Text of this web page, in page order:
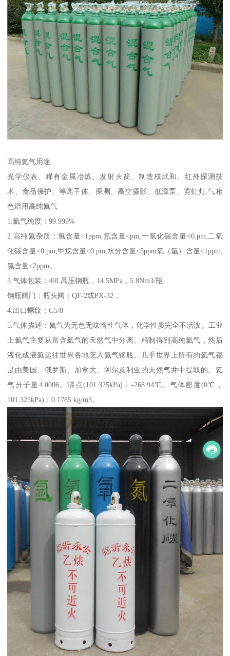
高纯氦气用途
光学仪表、稀有金属冶炼、发射火箭、制造核武和、红外探测技
术、食品保护、等离子体、探测、高空摄影、低温泵、霓虹灯.气相
色谱用高纯氦气
1.氦气纯度：99.999%
2.高纯氦杂质：氢含量<1ppm,氖含量<pm,一氧化碳含量<0.pm,二氧
化碳含量<0.pm,甲烷含量<0.pm,水分含量<3ppm氧（氩）含量<1ppm,
氮含量<2ppm。
3.气体包装：40L高压钢瓶，14.5MPa，5.8Nm3/瓶
钢瓶阀门：瓶头阀：QF-2或PX-32，
4.出口螺纹：G5/8
5.气体描述：氦气为无色无味惰性气体，化学性质完全不活泼。工业
上氦气主要从富含氦气的天然气中分离、精制得到高纯氦气，然后
液化成液氦运往世界各地充入氦气钢瓶。几乎世界上所有的氦气都
是由美国、俄罗斯、加拿大、阿尔及利亚的天然气井中提取的。氦
气分子量4.0006。沸点(101.325kPa)：-268.94℃。气体密度(0℃，
101.325kPa)：0.1785 kg/m3。